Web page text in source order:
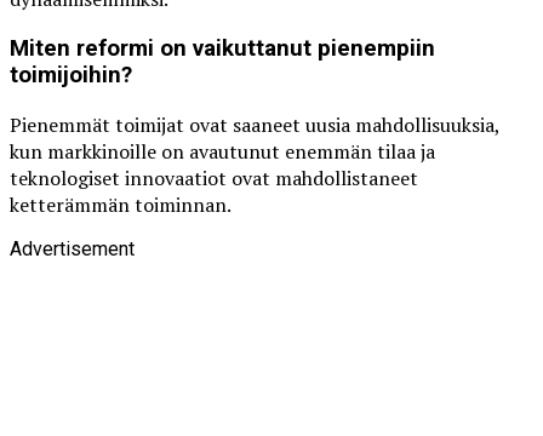
Miten reformi on vaikuttanut pienempiin
toimijoihin?
Pienemmät toimijat ovat saaneet uusia mahdollisuuksia,
kun markkinoille on avautunut enemmän tilaa ja
teknologiset innovaatiot ovat mahdollistaneet
ketterämmän toiminnan.
Advertisement